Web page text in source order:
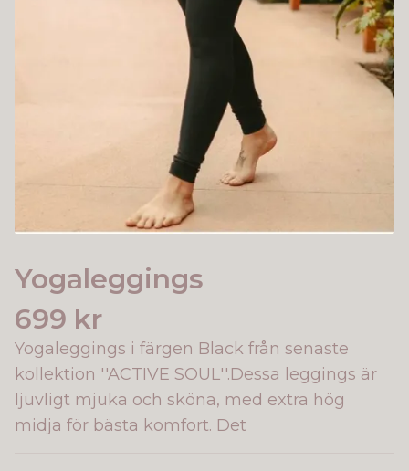
Yogaleggings
699 kr
Yogaleggings i färgen Black från senaste
kollektion ''ACTIVE SOUL''.Dessa leggings är
ljuvligt mjuka och sköna, med extra hög
midja för bästa komfort. Det